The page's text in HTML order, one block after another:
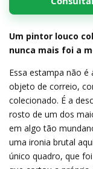
Um pintor louco
nunca mais foi a
Essa estampa não é
objeto de correio,
colecionado. É a
rosto de um dos
em algo tão
uma ironia brutal
único quadro, que